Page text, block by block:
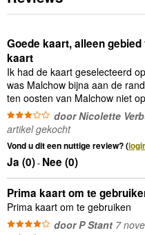
Goede kaart, alleen
kaart
Ik had de kaart geselecteerd
was Malchow bijna aan de
ten oosten van Malchow niet
door Nicolette
artikel gekocht
Vond u dit een nuttige review? (
Ja (0)- Nee (0)
Prima kaart om te
Prima kaart om te gebruiken
door P Stant 7